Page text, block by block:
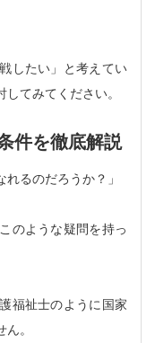
したい」と考えてい
てみてください。
件を徹底解説
れるのだろうか？」
のような疑問を持っ
福祉士のように国家
。